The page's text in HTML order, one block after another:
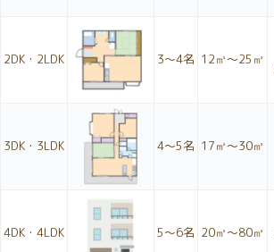
2DK・2LDK 3〜4名 12㎥～25㎥
3DK・3LDK 4〜5名 17㎥～30㎥
4DK・4LDK 5〜6名 20㎥～80㎥